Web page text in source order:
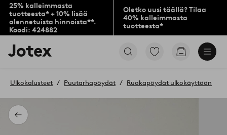
25% kalleimmasta
tuotteesta* + 10% lisää
alennetuista hinnoista**.
Koodi: 424882
Oletko uusi täällä? Tilaa
40% kalleimmasta
tuotteesta*
Jotex-
logo
aloitussivulle
Siirry
Siirry
Takaisin
Ulkokalusteet Puutarhapöydät Ruokapöydät ulkokäyttöön